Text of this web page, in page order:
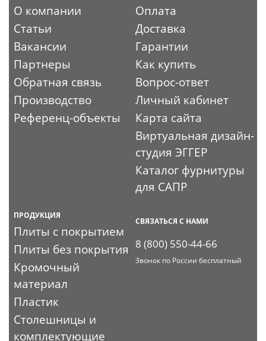
О компании
Статьи
Вакансии
Партнеры
Обратная связь
Производство
Референц-объекты
Оплата
Доставка
Гарантии
Как купить
Вопрос-ответ
Личный кабинет
Карта сайта
Виртуальная дизайн-
студия ЭГГЕР
Каталог фурнитуры
для САПР
ПРОДУКЦИЯ
Плиты с покрытием
Плиты без покрытия
Кромочный
материал
Пластик
Столешницы и
комплектующие
СВЯЗАТЬСЯ С НАМИ
8 (800) 550-44-66
Звонок по России бесплатный